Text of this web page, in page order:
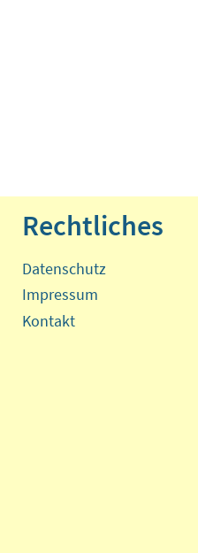
Rechtliches
Datenschutz
Impressum
Kontakt